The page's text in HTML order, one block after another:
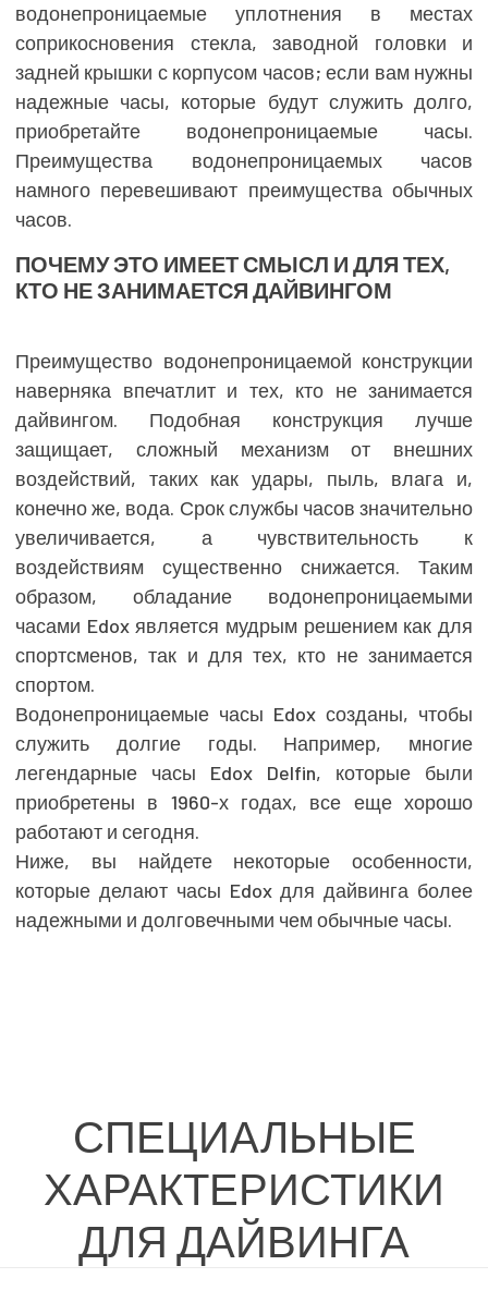
водонепроницаемые уплотнения в местах
соприкосновения стекла, заводной головки и
задней крышки с корпусом часов; если вам нужны
надежные часы, которые будут служить долго,
приобретайте водонепроницаемые часы.
Преимущества водонепроницаемых часов
намного перевешивают преимущества обычных
часов.
ПОЧЕМУ ЭТО ИМЕЕТ СМЫСЛ И ДЛЯ ТЕХ,
КТО НЕ ЗАНИМАЕТСЯ ДАЙВИНГОМ
Преимущество водонепроницаемой конструкции
наверняка впечатлит и тех, кто не занимается
дайвингом. Подобная конструкция лучше
защищает, сложный механизм от внешних
воздействий, таких как удары, пыль, влага и,
конечно же, вода. Срок службы часов значительно
увеличивается, а чувствительность к
воздействиям существенно снижается. Таким
образом, обладание водонепроницаемыми
часами Edox является мудрым решением как для
спортсменов, так и для тех, кто не занимается
спортом.
Водонепроницаемые часы Edox созданы, чтобы
служить долгие годы. Например, многие
легендарные часы Edox Delfin, которые были
приобретены в 1960-х годах, все еще хорошо
работают и сегодня.
Ниже, вы найдете некоторые особенности,
которые делают часы Edox для дайвинга более
надежными и долговечными чем обычные часы.
СПЕЦИАЛЬНЫЕ
ХАРАКТЕРИСТИКИ
ДЛЯ ДАЙВИНГА